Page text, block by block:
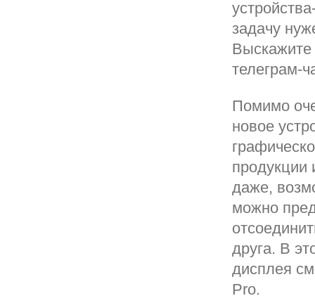
задачу
телеграм-
Помимо
новое
продукции
даже,
можно
друга. В
дисплея
Pro.